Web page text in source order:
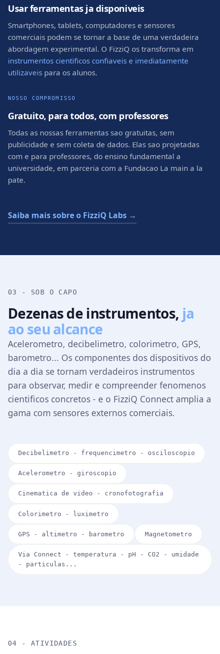
Usar ferramentas ja disponiveis
Smartphones, tablets, computadores e sensores
comerciais podem se tornar a base de uma verdadeira
abordagem experimental. O FizziQ os transforma em
instrumentos cientificos confiaveis e imediatamente
utilizaveis para os alunos.
NOSSO COMPROMISSO
Gratuito, para todos, com professores
Todas as nossas ferramentas sao gratuitas, sem
publicidade e sem coleta de dados. Elas sao projetadas
com e para professores, do ensino fundamental a
universidade, em parceria com a Fundacao La main a la
pate.
Saiba mais sobre o FizziQ Labs →
03 - SOB O CAPO
Dezenas de instrumentos, ja
ao seu alcance
Acelerometro, decibelimetro, colorimetro, GPS,
barometro... Os componentes dos dispositivos do
dia a dia se tornam verdadeiros instrumentos
para observar, medir e compreender fenomenos
cientificos concretos - e o FizziQ Connect amplia a
gama com sensores externos comerciais.
Decibelimetro - frequencimetro - osciloscopio
Acelerometro - giroscopio
Cinematica de video - cronofotografia
Colorimetro - luximetro
GPS - altimetro - barometro Magnetometro
Via Connect - temperatura - pH - CO2 - umidade
- particulas...
04 - ATIVIDADES